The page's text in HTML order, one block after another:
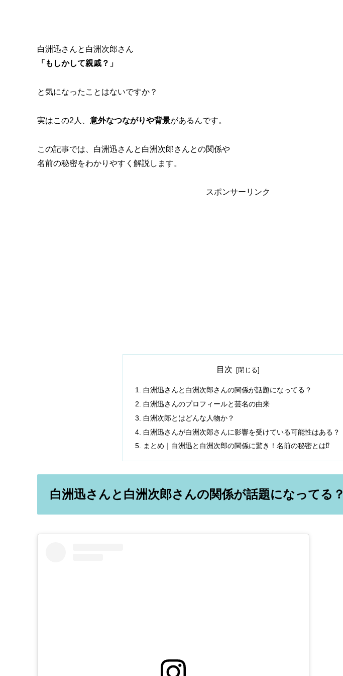
白洲迅さんと白洲次郎さん
「もしかして親戚？」
と気になったことはないですか？
実はこの2人、 意外なつながりや背景があるんです。
この記事では、白洲迅さんと白洲次郎さんとの関係や
名前の秘密をわかりやすく解説します。
スポンサーリンク
目次
白洲迅さんと白洲次郎さんの関係が話題になってる？
白洲迅さんのプロフィールと芸名の由来
白洲次郎とはどんな人物か？
白洲迅さんが白洲次郎さんに影響を受けている可能性はある？
まとめ｜白洲迅と白洲次郎の関係に驚き！名前の秘密とは⁉
白洲迅さんと白洲次郎さんの関係が話題になってる？